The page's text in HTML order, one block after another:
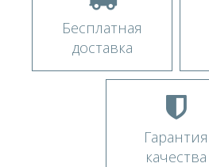
Бесплатная
доставка
Гарантия
качества